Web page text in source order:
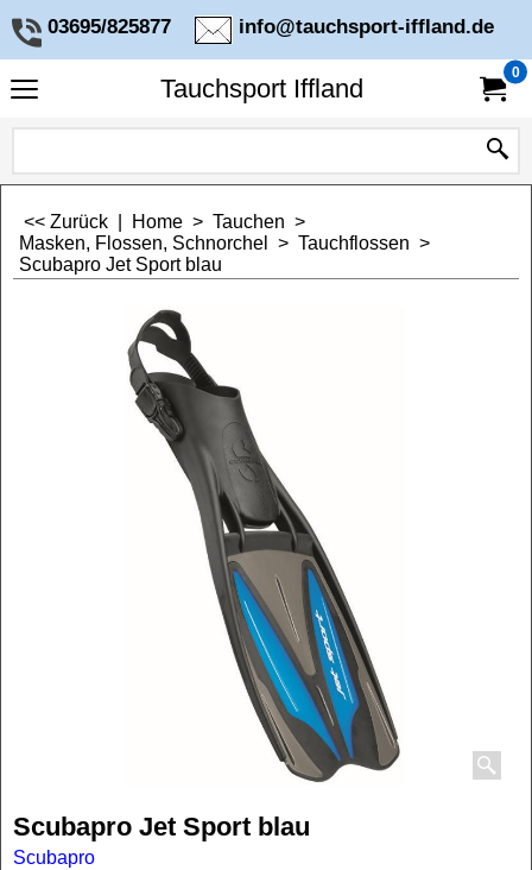
03695/825877 info@tauchsport-iffland.de
Tauchsport Iffland
0
<< Zurück Home > Tauchen >
Masken, Flossen, Schnorchel
> Tauchflossen >
Scubapro Jet Sport blau
Scubapro Jet Sport blau
Scubapro